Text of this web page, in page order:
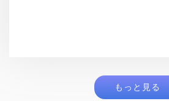
もっと見る